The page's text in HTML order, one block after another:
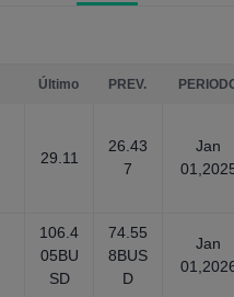
Último PREV.
29.11
26.43
7
Jan
106.4
05BU
SD
74.55
8BUS
D
Jan